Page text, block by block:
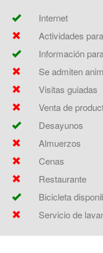
Internet
Actividades
Información
Se admiten
Visitas guiadas
Venta de
Desayunos
Almuerzos
Cenas
Restaurante
Bicicleta
Servicio de